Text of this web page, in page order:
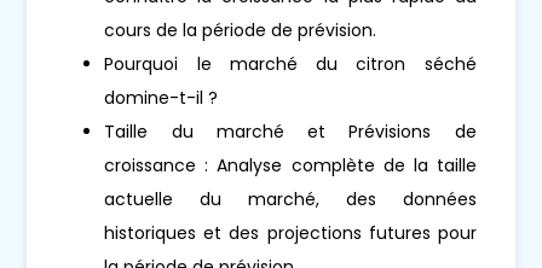
cours de la période de prévision.
Pourquoi le marché du citron séché
domine-t-il ?
Taille du marché et Prévisions de
croissance : Analyse complète de la taille
actuelle du marché, des données
historiques et des projections futures pour